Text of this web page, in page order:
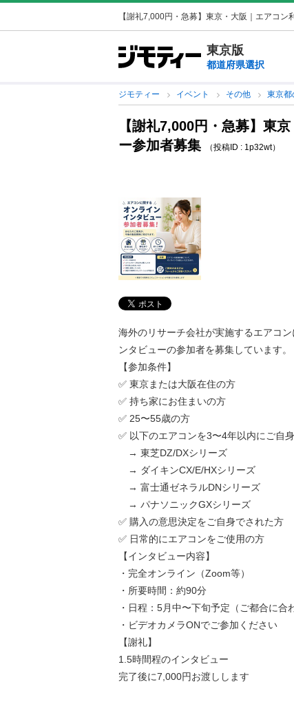
【謝礼7,000円・急募】東京・大阪｜エアコ
東京版
都道府県選択
ジモティー イベント その他 東京都
【謝礼7,000円・急募】東
ー参加者募集
（投稿ID : 1p32wt）
海外のリサーチ会社が実施するエアコ
ンタビューの参加者を募集しています。
【参加条件】
✅ 東京または大阪在住の方
✅ 持ち家にお住まいの方
✅ 25〜55歳の方
✅ 以下のエアコンを3〜4年以内にご自
→ 東芝DZ/DXシリーズ
→ ダイキンCX/E/HXシリーズ
→ 富士通ゼネラルDNシリーズ
→ パナソニックGXシリーズ
✅ 購入の意思決定をご自身でされた方
✅ 日常的にエアコンをご使用の方
【インタビュー内容】
・完全オンライン（Zoom等）
・所要時間：約90分
・日程：5月中〜下旬予定（ご都合に合
・ビデオカメラONでご参加ください
【謝礼】
1.5時間程のインタビュー
完了後に7,000円お渡しします